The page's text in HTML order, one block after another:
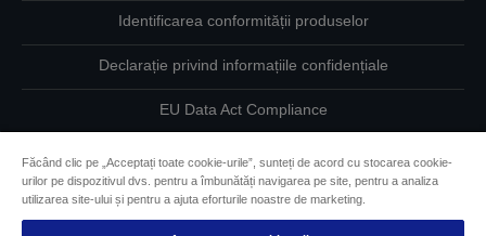
Identificarea conformității produselor
Declarație privind informațiile confidențiale
EU Data Act Compliance
Informaţii despre modulele cookie
Făcând clic pe „Acceptați toate cookie-urile”, sunteți de acord cu stocarea cookie-
urilor pe dispozitivul dvs. pentru a îmbunătăți navigarea pe site, pentru a analiza
utilizarea site-ului și pentru a ajuta eforturile noastre de marketing.